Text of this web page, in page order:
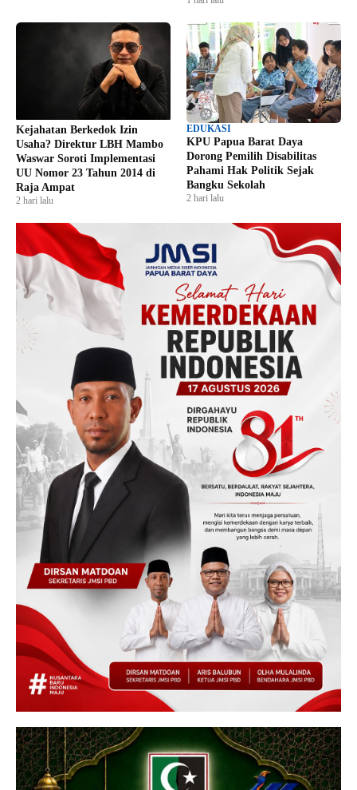
Kejahatan Berkedok Izin
Usaha? Direktur LBH Mambo
Waswar Soroti Implementasi
UU Nomor 23 Tahun 2014 di
Raja Ampat
2 hari lalu
EDUKASI
KPU Papua Barat Daya
Dorong Pemilih Disabilitas
Pahami Hak Politik Sejak
Bangku Sekolah
2 hari lalu